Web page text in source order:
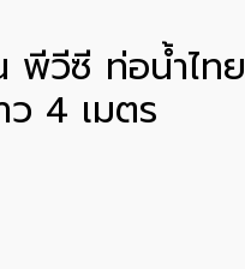
พีวีซี ท่อน้ำไทย
4 เมตร